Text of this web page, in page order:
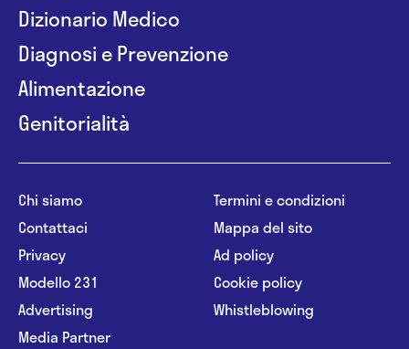
Dizionario Medico
Diagnosi e Prevenzione
Alimentazione
Genitorialità
Chi siamo
Contattaci
Privacy
Modello 231
Advertising
Media Partner
Termini e condizioni
Mappa del sito
Ad policy
Cookie policy
Whistleblowing